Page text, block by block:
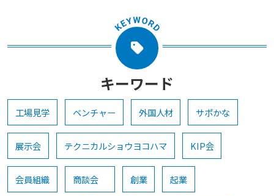
キーワード
工場見学 ベンチャー 外国人材 サポかな
展示会 テクニカルショウヨコハマ KIP会
会員組織 商談会 創業 起業